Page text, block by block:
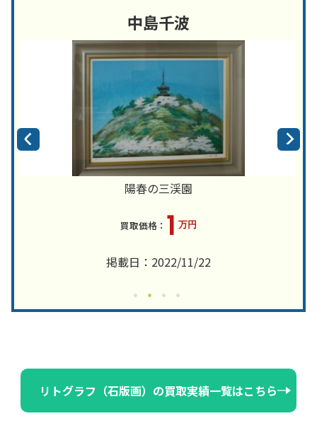
中島千波
陽春の三渓園
1 万円
掲載日：2022/11/22
リトグラフ（石版画）の買取実績一覧はこちら